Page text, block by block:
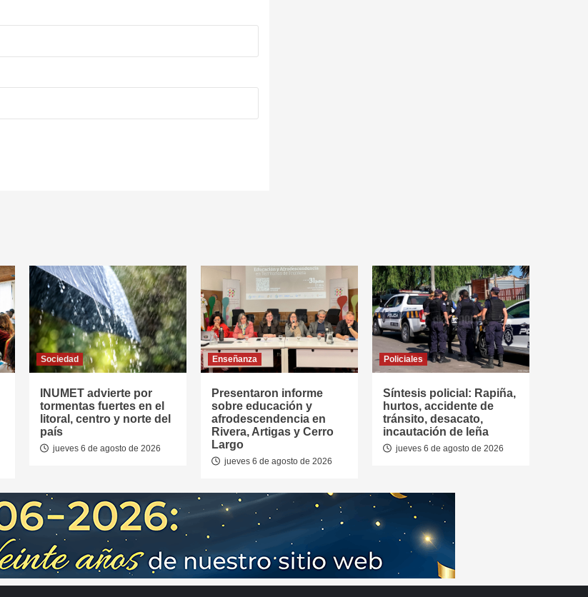
Sociedad
INUMET advierte por
tormentas fuertes en el
litoral, centro y norte del
país
jueves 6 de agosto de 2026
Enseñanza
Presentaron informe
sobre educación y
afrodescendencia en
Rivera, Artigas y Cerro
Largo
jueves 6 de agosto de 2026
Policiales
Síntesis policial: Rapiña,
hurtos, accidente de
tránsito, desacato,
incautación de leña
jueves 6 de agosto de 2026